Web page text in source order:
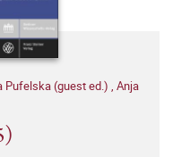
Pufelska (guest ed.) , Anja